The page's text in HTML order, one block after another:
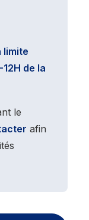
limite
de la
le
afin